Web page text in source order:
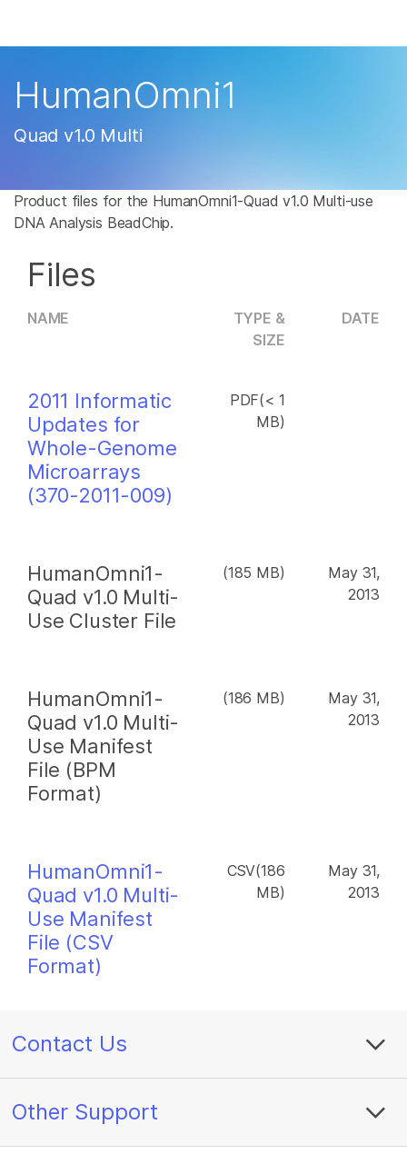
学习
支持
HumanOmni1
Quad v1.0 Multi
Product files for the HumanOmni1-Quad v1.0 Multi-use
DNA Analysis BeadChip.
Files
NAME
TYPE &
SIZE
DATE
2011 Informatic
Updates for
Whole-Genome
Microarrays
(370-2011-009)
PDF(< 1
MB)
HumanOmni1-
Quad v1.0 Multi-
Use Cluster File
(185 MB)
May 31,
2013
HumanOmni1-
Quad v1.0 Multi-
Use Manifest
File (BPM
Format)
(186 MB)
May 31,
2013
HumanOmni1-
Quad v1.0 Multi-
Use Manifest
File (CSV
Format)
CSV(186
MB)
May 31,
2013
Contact Us
Other Support
癌症研究
微生物学